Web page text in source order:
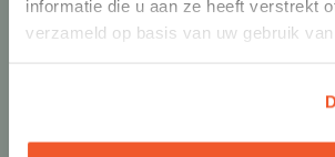
informatie die u aan ze heeft verstrekt
verzameld op basis van uw gebruik